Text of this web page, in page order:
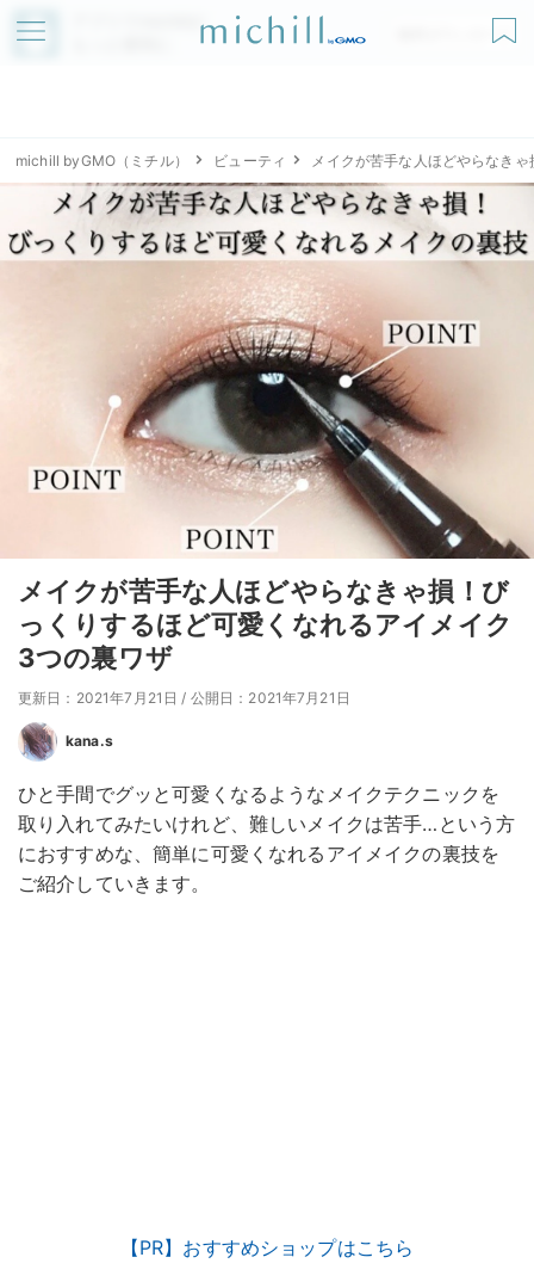
アプリでmichillが
無料ダウンロード
michill byGMO（ミチル） ビューティ メイクが苦手な人ほどやらなき
メイクが苦手な人ほどやらなきゃ損！び
っくりするほど可愛くなれるアイメイク
3つの裏ワザ
更新日：2021年7月21日 / 公開日：2021年7月21日
kana.s
ひと手間でグッと可愛くなるようなメイクテクニックを
取り入れてみたいけれど、難しいメイクは苦手…という方
におすすめな、簡単に可愛くなれるアイメイクの裏技を
ご紹介していきます。
【PR】おすすめショップはこちら